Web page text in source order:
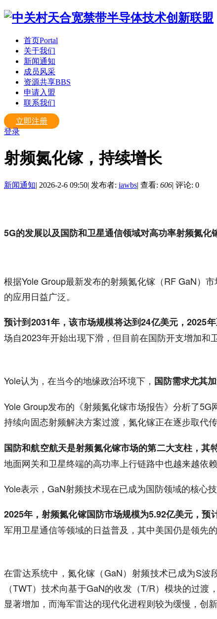
首页Portal
关于我们
新闻通知
成员风采
资源共享BBS
申请入盟
联系我们
立即注册
登录
射频氮化镓，持续增长
新闻通知| 2026-2-6 09:50| 发布者: iawbs| 查看: 606| 评论: 0
5G的发展以及国防和卫星通信领域对高功率射频氮化
根据Yole Group最新发布的射频氮化镓（RF GaN）
的应用日益广泛。
预计到2031年，该市场规模将达到24亿美元，2025
场自2023年开始出现下滑，但目前在国防开支增加和
Yole认为，在当今的地缘政治环境下， 国防需求尤其
Yole Group发布的《射频氮化镓市场报告》分析了
持续向固态射频解决方案过渡，氮化镓正在逐步取代
国防和航空航天是射频氮化镓市场的第二大支柱，其
地面网关和卫星终端的高功率上行链路中也越来越依赖
Yole表示，GaN射频技术现在已成为国防领域的核心
2025年，射频氮化镓国防市场规模为5.92亿美元，
军用卫星通信等领域的日益普及，其中美国仍是领先的
在雷达系统中，氮化镓（GaN）射频技术已成为S
（TWT）技术向基于GaN的收发（T/R）模块的过
显著增加，而海军雷达的现代化进程则较为缓慢，创